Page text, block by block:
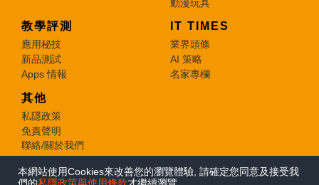
本網站使用Cookies來改善您的瀏覽體驗, 請確定您同意及接受我
動漫玩具
教學評測
應用秘技
新品測試
Apps 情報
IT TIMES
業界頭條
AI 策略
名家專欄
其他
私隱政策
免責聲明
聯絡/關於我們
© 2026 e-zone. All Rights Reserved.